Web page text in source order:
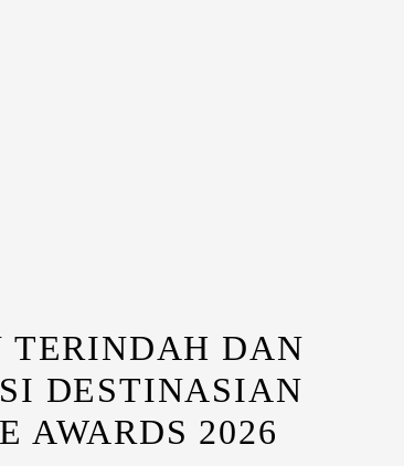
DAN
DESTINASIAN
AWARDS 2026